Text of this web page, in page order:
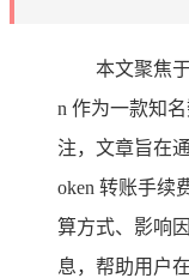
本文聚焦
n 作为一款知
注，文章旨在
oken 转账手续
算方式、影响
息，帮助用户